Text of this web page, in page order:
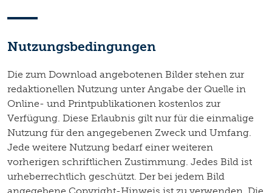
Nutzungsbedingungen
Die zum Download angebotenen Bilder stehen zur
redaktionellen Nutzung unter Angabe der Quelle in
Online- und Printpublikationen kostenlos zur
Verfügung. Diese Erlaubnis gilt nur für die einmalige
Nutzung für den angegebenen Zweck und Umfang.
Jede weitere Nutzung bedarf einer weiteren
vorherigen schriftlichen Zustimmung. Jedes Bild ist
urheberrechtlich geschützt. Der bei jedem Bild
angegebene Copyright-Hinweis ist zu verwenden. Die